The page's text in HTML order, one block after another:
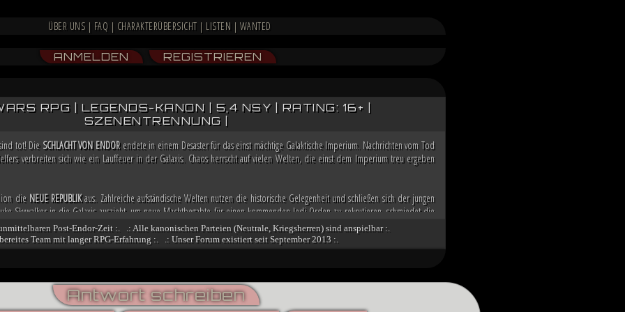
ÜBER UNS | FAQ | CHARAKTERÜBERSICHT | LISTEN | WANTED
ANMELDEN REGISTRIEREN
RPG | LEGENDS-KANON | 5,4 NSY | RATING: 16+ |
SZENENTRENNUNG |
tot! Die SCHLACHT VON ENDORendete in einem Desaster für das einst mächtige Galaktische Imperium. Nachrichten vom Tod
verbreiten sich wie ein Lauffeuer in der Galaxis. Chaos herrscht auf vielen Welten, die einst dem Imperium treu ergeben
die NEUE REPUBLIKaus. Zahlreiche aufständische Welten nutzen die historische Gelegenheit und schließen sich der jungen
Skywalker in die Galaxis auszieht, um neue Machtbegabte für einen kommenden Jedi-Orden zu rekrutieren, schmiedet die
bereits weitere Allianzen, damit sie in der Lage ist, möglicherweise bald die Regierung in der Galaxis übernehmen zu können.
nicht besiegt. Nachdem sich zahlreiche Truppenverbände vom Imperium abspalteten und die imperialen Würdenträger auf
und mithilfe kluger politischer Schachzüge sichert sich Vesperum die Loyalität des verbliebenen Imperiums und
und Abspalter.
Post-Endor-Zeit :. .: Alle kanonischen Parteien (Neutrale, Kriegsherren) sind anspielbar :.
Team mit langer RPG-Erfahrung :. .: Unser Forum existiert seit September 2013 :.
Antwort schreiben